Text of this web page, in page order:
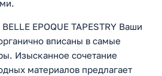
EPOQUE TAPESTRY Ваши
вписаны в самые
Изысканное сочетание
материалов предлагает